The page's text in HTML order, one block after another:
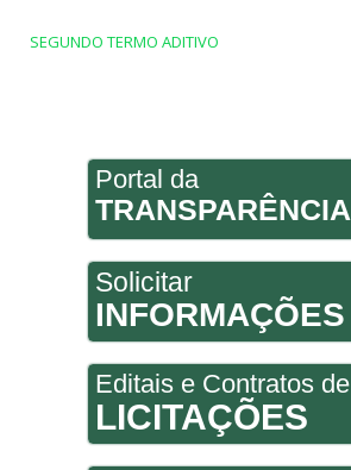
SEGUNDO TERMO ADITIVO
Portal da
TRANSPARÊNCIA
Solicitar
INFORMAÇÕES
Editais e Contratos de
LICITAÇÕES